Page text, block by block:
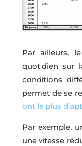
Par ailleurs,
quotidien sur
conditions
permet de se
ont le plus
Par exemple,
une vitesse